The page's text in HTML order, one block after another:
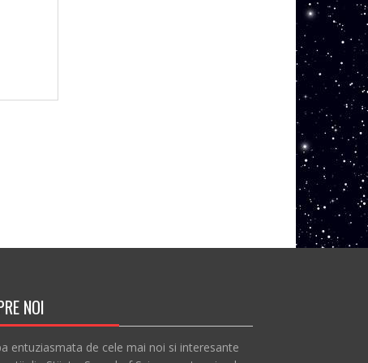
NOI
entuziasmata de cele mai noi si interesante